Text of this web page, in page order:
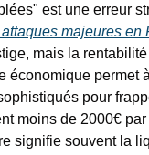
est une erreur
majeures en
mais la
économique permet
pour
moins de 2000€
signifie souvent la